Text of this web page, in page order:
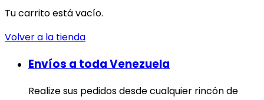
Tu carrito está vacío.
Volver a la tienda
Envíos a toda Venezuela
Realize sus pedidos desde cualquier rincón de